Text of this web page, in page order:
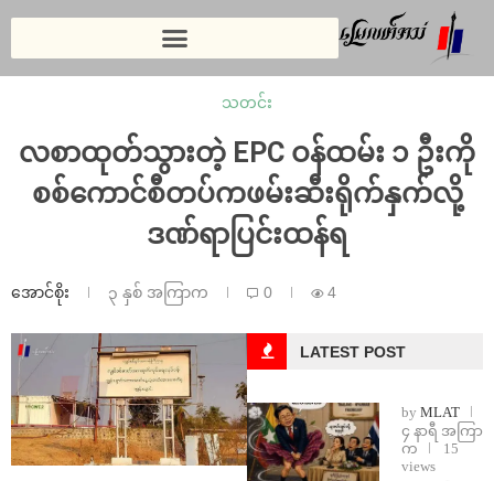
သတင်း
လစာထုတ်သွားတဲ့ EPC ဝန်ထမ်း ၁ ဦးကို
စစ်ကောင်စီတပ်ကဖမ်းဆီးရိုက်နှက်လို့
ဒဏ်ရာပြင်းထန်ရ
အောင်စိုး ၃ နှစ် အကြာက 0 4
LATEST POST
by MLAT
၄ နာရီ အကြာ
က
15
views